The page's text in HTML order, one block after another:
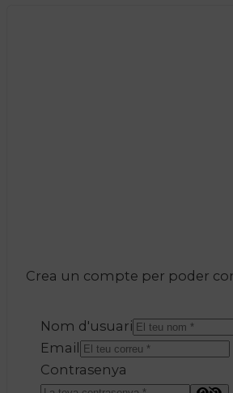
Crea un compte per poder
Nom d'usuari
Email
Contrasenya